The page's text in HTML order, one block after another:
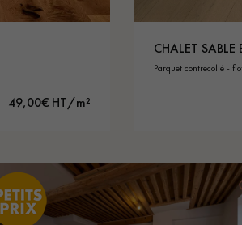
49,00€ HT/m²
CHALET
parquet contrecollé -